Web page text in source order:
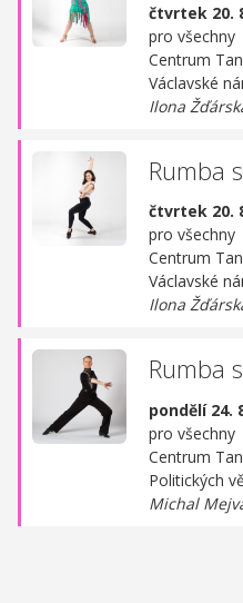
čtvrtek 20.
pro všechny
Centrum
Václavské
Ilona
Rumba
čtvrtek 20.
pro všechny
Centrum
Václavské
Ilona
Rumba
pondělí 24.
pro všechny
Centrum
Politických
Michal